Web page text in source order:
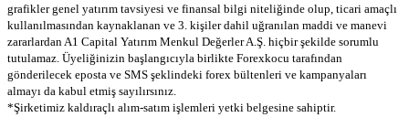
grafikler genel yatırım tavsiyesi ve finansal bilgi niteliğinde olup, ticari amaçlı
kullanılmasından kaynaklanan ve 3. kişiler dahil uğranılan maddi ve manevi
zararlardan A1 Capital Yatırım Menkul Değerler A.Ş. hiçbir şekilde sorumlu
tutulamaz. Üyeliğinizin başlangıcıyla birlikte Forexkocu tarafından
gönderilecek eposta ve SMS şeklindeki forex bültenleri ve kampanyaları
almayı da kabul etmiş sayılırsınız.
*Şirketimiz kaldıraçlı alım-satım işlemleri yetki belgesine sahiptir.